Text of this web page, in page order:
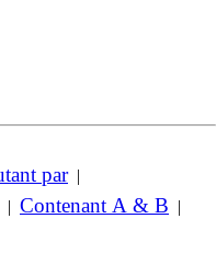
par|
| Contenant A & B |